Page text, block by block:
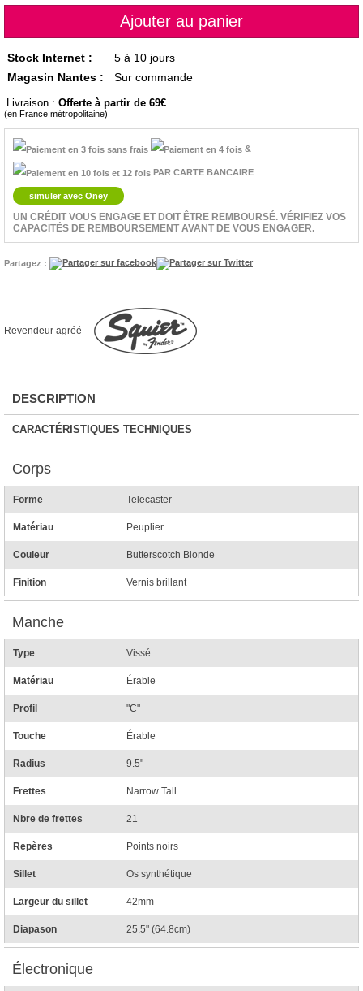
Stock Internet :
5 à 10 jours
Magasin Nantes :
Sur commande
Livraison : Offerte à partir de 69
(en France métropolitaine)
&
PAR CARTE BANCAIRE
simuler avec Oney
UN CRÉDIT VOUS ENGAGE ET DOIT ÊTRE REMBOURSÉ. VÉRIFIEZ VOS
CAPACITÉS DE REMBOURSEMENT AVANT DE VOUS ENGAGER.
Partagez :
Revendeur agréé
DESCRIPTION
CARACTÉRISTIQUES TECHNIQUES
Corps
Forme Telecaster
Matériau Peuplier
Couleur Butterscotch Blonde
Finition Vernis brillant
Manche
Type Vissé
Matériau Érable
Profil "C"
Touche Érable
Radius 9.5"
Frettes Narrow Tall
Nbre de frettes 21
Repères Points noirs
Sillet Os synthétique
Largeur du sillet 42mm
Diapason 25.5" (64.8cm)
Électronique